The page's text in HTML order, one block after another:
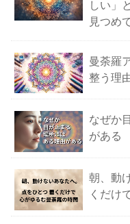
しい」
見つめ
曼荼羅
整う理
なぜか
がある
朝、動
くだけ